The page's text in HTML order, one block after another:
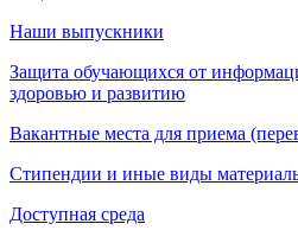
Наши выпускники
Защита обучающихся от
здоровью и развитию
Вакантные места для приема
Стипендии и иные виды
Доступная среда